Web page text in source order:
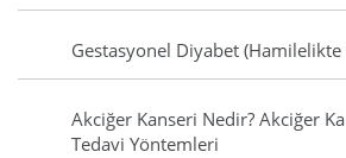
Gestasyonel Diyabet
Akciğer Kanseri Nedir? Akciğer
Tedavi Yöntemleri